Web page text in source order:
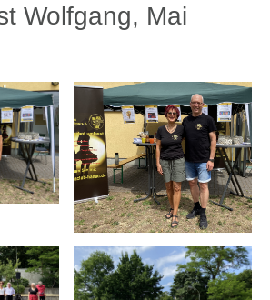
Wolfgang, Mai